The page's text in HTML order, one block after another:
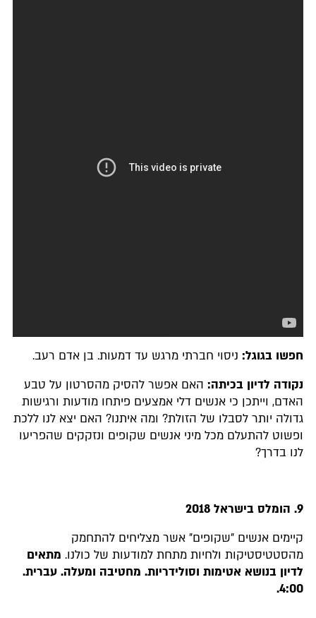
חפשו בגוגל: ניסוי חברתי מרגש עד דמעות. בן אדם רעב.
נקודה לדיון בכיתה: האם אפשר להסיק מהסרטון על טבע
האדם, וייתכן כי אנשים דלי אמצעים פיתחו מודעות ורגישות
גדולה יותר לסבלו של הזולת? ומה איתנו? האם יצא לנו ללכת
ופשוט להתעלם מכל מיני אנשים שקופים ונזקקים שהפריעו
לנו בדרך?
9. הומלס בישראל 2018
קיימים אנשים ״שקופים״ אשר מצליחים להתחמק
מהסטטיסטיקות ולחיות מתחת למודעות של כולנו. מתאים
לדיון בנושא אטימות וסולידריות. מחטיבה ומעלה. עברית.
4:00.